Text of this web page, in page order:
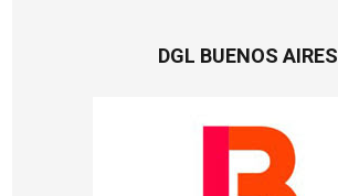
DGL BUENOS AIRES